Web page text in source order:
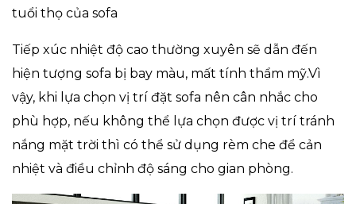
tuổi thọ của sofa
Tiếp xúc nhiệt độ cao thường xuyên sẽ dẫn đến
hiện tượng sofa bị bay màu, mất tính thẩm mỹ.Vì
vậy, khi lựa chọn vị trí đặt sofa nên cân nhắc cho
phù hợp, nếu không thể lựa chọn được vị trí tránh
nắng mặt trời thì có thể sử dụng rèm che để cản
nhiệt và điều chỉnh độ sáng cho gian phòng.